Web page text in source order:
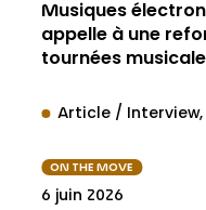
Musiques
appelle à une
tournées
Article / Interview
ON THE MOVE
6 juin 2026